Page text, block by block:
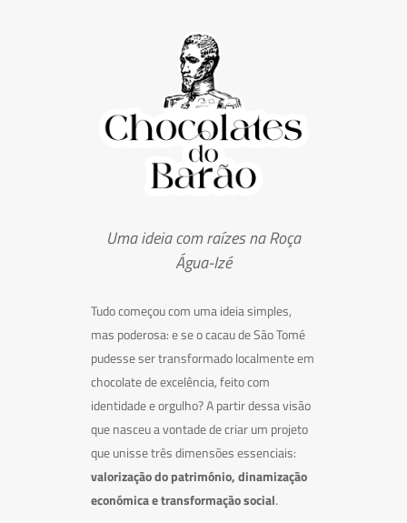
Uma ideia com raízes na Roça
Água-Izé
Tudo começou com uma ideia simples,
mas poderosa: e se o cacau de São Tomé
pudesse ser transformado localmente em
chocolate de excelência, feito com
identidade e orgulho? A partir dessa visão
que nasceu a vontade de criar um projeto
que unisse três dimensões essenciais:
valorização do património, dinamização
económica e transformação social.